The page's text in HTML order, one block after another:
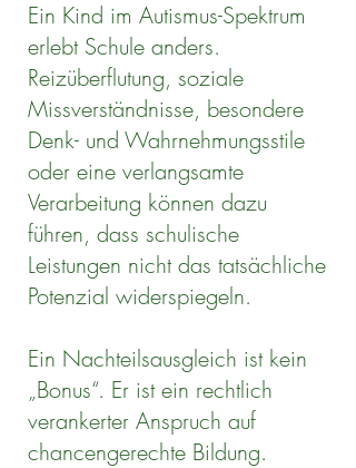
Ein Kind im Autismus-Spektrum
erlebt Schule anders.
Reizüberflutung, soziale
Missverständnisse, besondere
Denk- und Wahrnehmungsstile
oder eine verlangsamte
Verarbeitung können dazu
führen, dass schulische
Leistungen nicht das tatsächliche
Potenzial widerspiegeln.
Ein Nachteilsausgleich ist kein
„Bonus“. Er ist ein rechtlich
verankerter Anspruch auf
chancengerechte Bildung.